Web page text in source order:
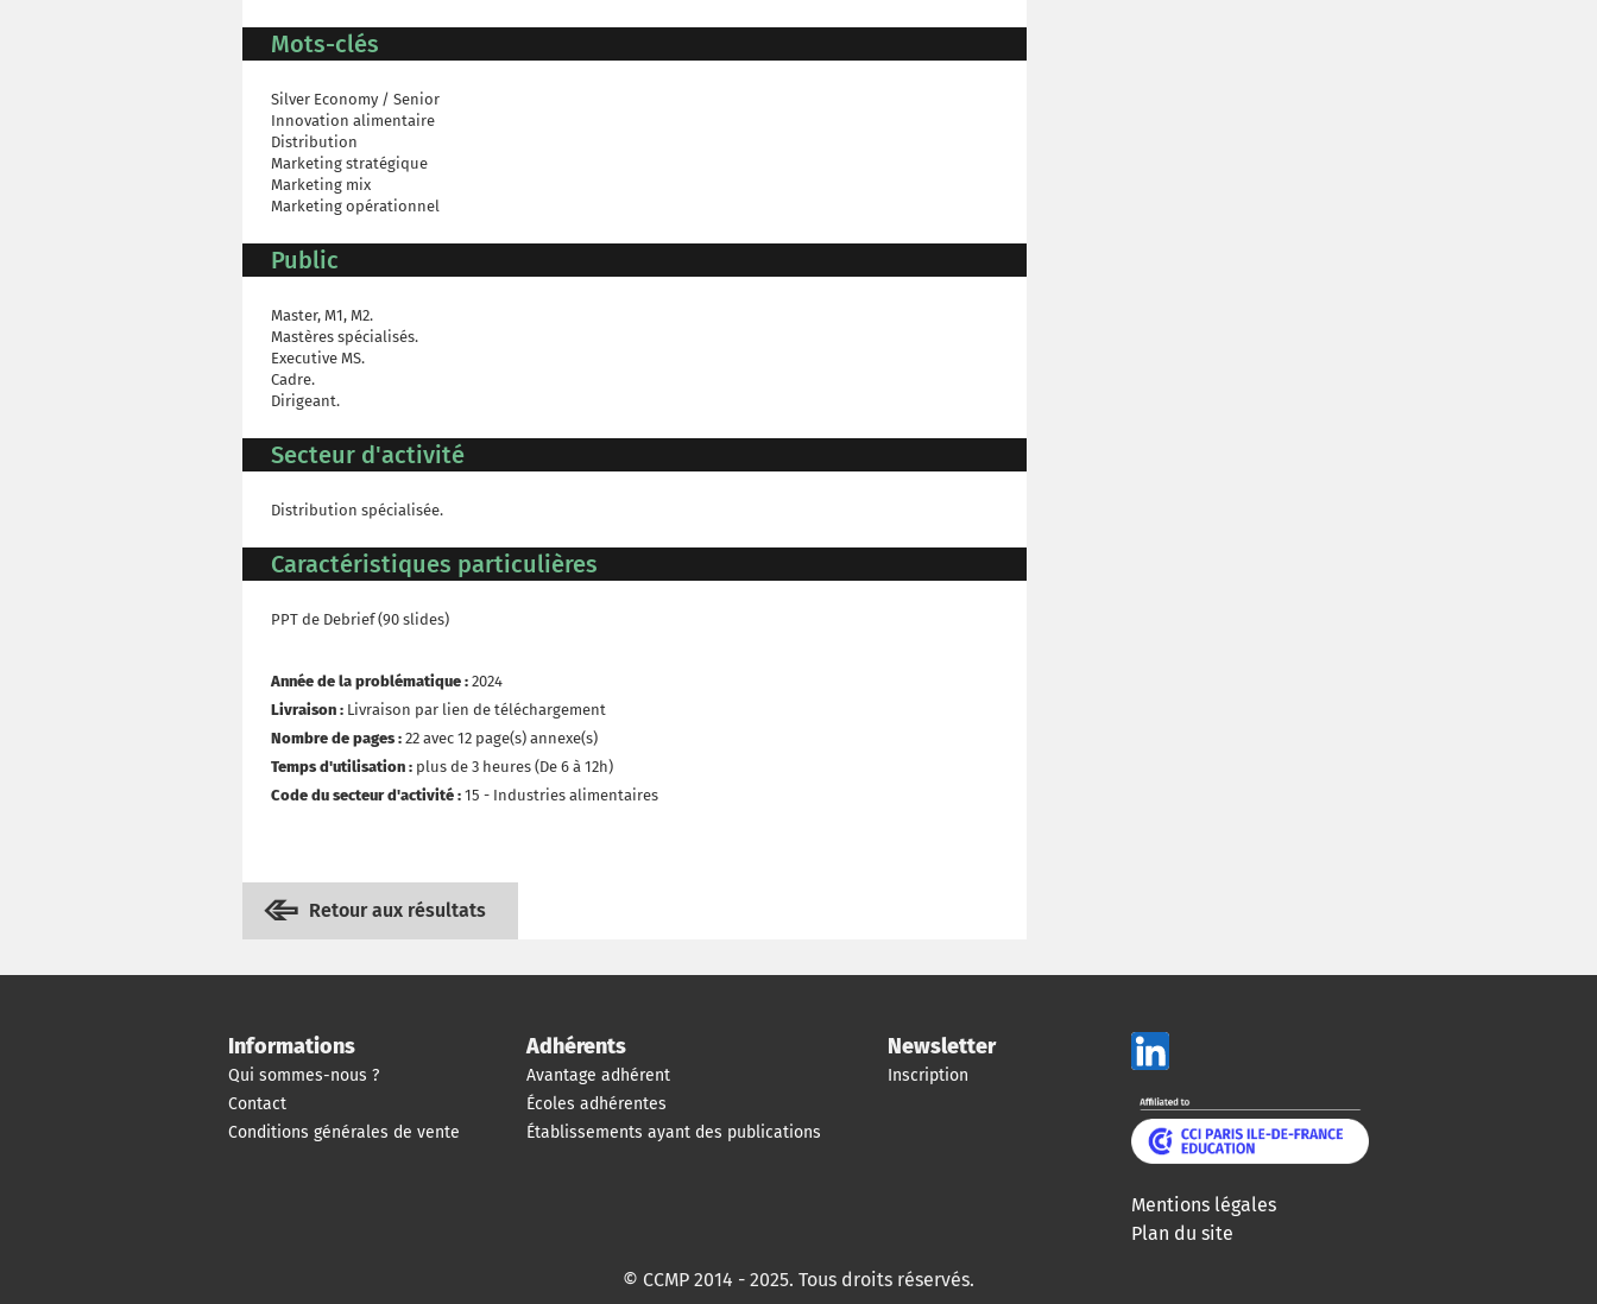
Mots-clés
Silver Economy / Senior
Innovation alimentaire
Distribution
Marketing stratégique
Marketing mix
Marketing opérationnel
Public
Master, M1, M2.
Mastères spécialisés.
Executive MS.
Cadre.
Dirigeant.
Secteur d'activité
Distribution spécialisée.
Caractéristiques particulières
PPT de Debrief (90 slides)
Année de la problématique : 2024
Livraison : Livraison par lien de téléchargement
Nombre de pages : 22 avec 12 page(s) annexe(s)
Temps d'utilisation : plus de 3 heures (De 6 à 12h)
Code du secteur d'activité : 15 - Industries alimentaires
Retour aux résultats
Informations
Qui sommes-nous ?
Contact
Conditions générales de vente
Adhérents
Avantage adhérent
Écoles adhérentes
Établissements ayant des publications
Newsletter
Inscription
Mentions légales
Plan du site
© CCMP 2014 - 2025. Tous droits réservés.